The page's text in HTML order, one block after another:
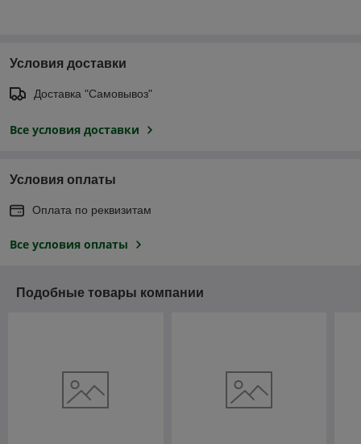
Условия доставки
Доставка "Самовывоз"
Все условия доставки
Условия оплаты
Оплата по реквизитам
Все условия оплаты
Подобные товары компании